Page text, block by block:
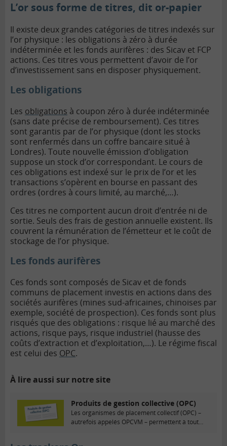
L’or sous forme de titres, dit or-papier
Il existe deux grandes catégories de titres indexés sur
l’or physique : les obligations à zéro à durée
indéterminée et les fonds aurifères : des Sicav et FCP
actions. Ces titres vous permettent d’avoir de l’or
d’investissement sans en disposer physiquement.
Les obligations
Les obligations à coupon zéro à durée indéterminée
(sans date précise de remboursement). Ces titres
sont garantis par de l’or physique (dont les stocks
sont renfermés dans un coffre bancaire situé à
Londres). Toute nouvelle émission d’obligation
suppose un stock d’or correspondant. Le cours de
ces obligations est indexé sur le prix de l’or et les
transactions s’opèrent en bourse en passant des
ordres (ordres à cours limité, au marché,…).
Ces titres ne comportent aucun droit d’entrée ni de
sortie. Seuls des frais de gestion annuelle existent. Ils
couvrent la rémunération de l’émetteur et le coût de
stockage de l’or physique.
Les fonds aurifères
Ces fonds sont composés de Sicav et de fonds
communs de placement investis en actions dans des
sociétés aurifères (mines sud-africaines, chinoises par
exemple, société de prospection). Ces fonds sont plus
risqués que des obligations : risque lié au marché des
actions, risque pays, risque industriel (hausse des
coûts d’extraction et d’exploitation,…). Le régime fiscal
est celui des OPC.
À lire aussi sur notre site
Produits de gestion collective (OPC)
Les organismes de placement collectif (OPC) –
autrefois appelés OPCVM – permettent à tout